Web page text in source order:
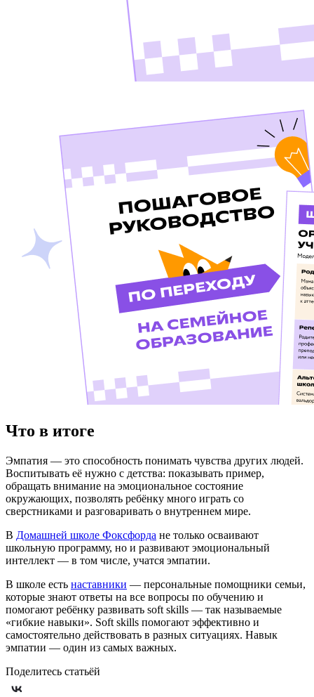
Что в итоге
Эмпатия — это способность понимать чувства других людей.
Воспитывать её нужно с детства: показывать пример,
обращать внимание на эмоциональное состояние
окружающих, позволять ребёнку много играть со
сверстниками и разговаривать о внутреннем мире.
В Домашней школе Фоксфорда не только осваивают
школьную программу, но и развивают эмоциональный
интеллект — в том числе, учатся эмпатии.
В школе есть наставники — персональные помощники семьи,
которые знают ответы на все вопросы по обучению и
помогают ребёнку развивать soft skills — так называемые
«гибкие навыки». Soft skills помогают эффективно и
самостоятельно действовать в разных ситуациях. Навык
эмпатии — один из самых важных.
Поделитесь статьёй